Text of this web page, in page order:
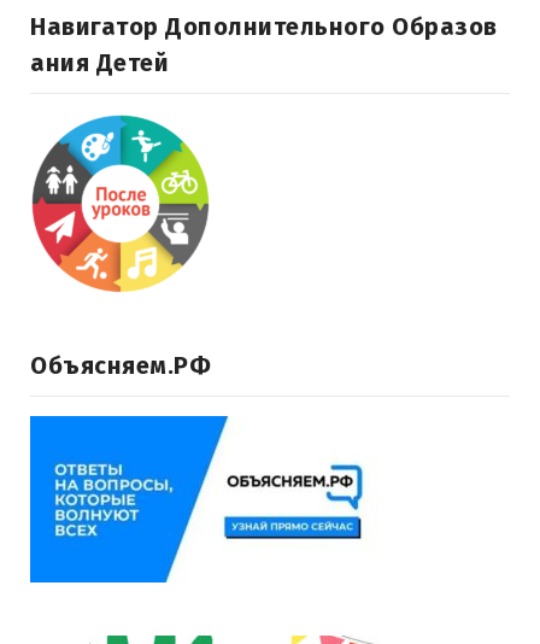
Навигатор Дополнительного Образов
Ания Детей
Объясняем.РФ